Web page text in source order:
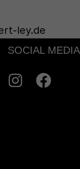
ley.de
SOCIAL MEDIA